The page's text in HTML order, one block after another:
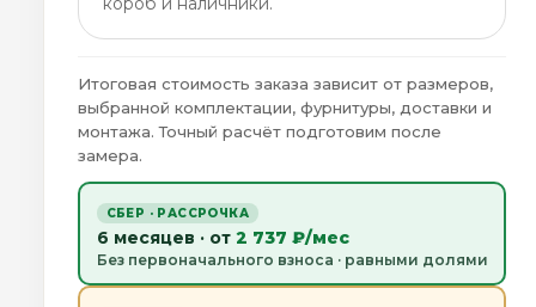
Итоговая стоимость заказа зависит от размеров,
выбранной комплектации, фурнитуры, доставки и
монтажа. Точный расчёт подготовим после
замера.
СБЕР · РАССРОЧКА
6 месяцев · от 2 737 ₽/мес
Без первоначального взноса · равными долями